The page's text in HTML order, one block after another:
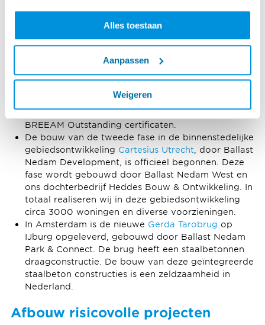
Alles toestaan
Aanpassen
Weigeren
Projecten in het binnenland
In Nederland behaalden we meerdere mijlpalen op
Nedam West realiseerde dit project en werkte
volop aan de duurzame uitvoering, met drie
BREEAM Outstanding certificaten.
De bouw van de tweede fase in de binnenstedelijke
gebiedsontwikkeling Cartesius Utrecht, door Ballast
Nedam Development, is officieel begonnen. Deze
fase wordt gebouwd door Ballast Nedam West en
ons dochterbedrijf Heddes Bouw & Ontwikkeling. In
totaal realiseren wij in deze gebiedsontwikkeling
circa 3000 woningen en diverse voorzieningen.
In Amsterdam is de nieuwe Gerda Tarobrug op
IJburg opgeleverd, gebouwd door Ballast Nedam
Park & Connect. De brug heeft een staalbetonnen
draagconstructie. De bouw van deze geïntegreerde
staalbeton constructies is een zeldzaamheid in
Nederland.
Afbouw risicovolle projecten